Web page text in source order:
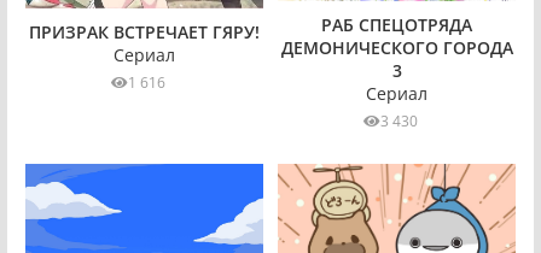
ПРИЗРАК ВСТРЕЧАЕТ ГЯРУ!
Сериал
1 616
РАБ СПЕЦОТРЯДА
ДЕМОНИЧЕСКОГО ГОРОДА
3
Сериал
3 430